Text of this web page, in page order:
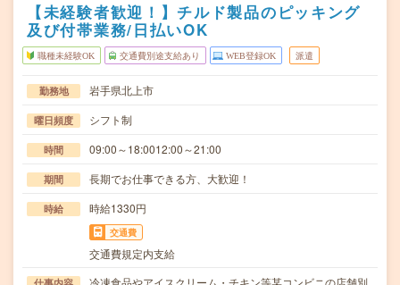
【未経験者歓迎！】チルド製品のピッキング
及び付帯業務/日払いOK
職種未経験OK 交通費別途支給あり WEB登録OK 派遣
勤務地 岩手県北上市
曜日頻度 シフト制
時間 09:00～18:0012:00～21:00
期間 長期でお仕事できる方、大歓迎！
時給 時給1330円
交通費
交通費規定内支給
冷凍食品やアイスクリーム・チキン等某コンビニの店舗別